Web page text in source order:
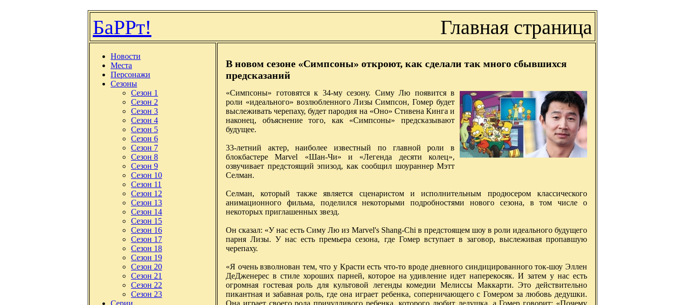
БаРРт! Главная страница
Новости
Места
Персонажи
Сезоны
Сезон 1
Сезон 2
Сезон 3
Сезон 4
Сезон 5
Сезон 6
Сезон 7
Сезон 8
Сезон 9
Сезон 10
Сезон 11
Сезон 12
Сезон 13
Сезон 14
Сезон 15
Сезон 16
Сезон 17
Сезон 18
Сезон 19
Сезон 20
Сезон 21
Сезон 22
Сезон 23
Серии
В новом сезоне «Симпсоны» откроют, как сделали так много сбывшихся
предсказаний
«Симпсоны» готовятся к 34-му сезону. Симу Лю появится в
роли «идеального» возлюбленного Лизы Симпсон, Гомер будет
выслеживать черепаху, будет пародия на «Оно» Стивена Кинга и
наконец, объяснение того, как «Симпсоны» предсказывают
будущее.
33-летний актер, наиболее известный по главной роли в
блокбастере Marvel «Шан-Чи» и «Легенда десяти колец»,
озвучивает предстоящий эпизод, как сообщил шоураннер Мэтт
Селман.
Селман, который также является сценаристом и исполнительным продюсером классического
анимационного фильма, поделился некоторыми подробностями нового сезона, в том числе о
некоторых приглашенных звезд.
Он сказал: «У нас есть Симу Лю из Marvel's Shang-Chi в предстоящем шоу в роли идеального будущего
парня Лизы. У нас есть премьера сезона, где Гомер вступает в заговор, выслеживая пропавшую
черепаху.
«Я очень взволнован тем, что у Красти есть что-то вроде дневного синдицированного ток-шоу Эллен
ДеДженерес в стиле хороших парней, которое на удивление идет наперекосяк. И затем у нас есть
огромная гостевая роль для культовой легенды комедии Мелиссы Маккарти. Это действительно
пикантная и забавная роль, где она играет ребенка, соперничающего с Гомером за любовь дедушки.
Она играет своего рода причудливого ребенка, которого любит дедушка, а Гомер говорит: «Почему